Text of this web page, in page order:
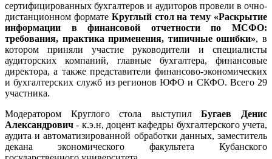
сертифицированных бухгалтеров и аудиторов провели в очно-
дистанционном формате Круглый стол на тему «Раскрытие
информации в финансовой отчетности по МСФО:
требования, практика применения, типичные ошибки», в
котором приняли участие руководители и специалисты
аудиторских компаний, главные бухгалтера, финансовые
директора, а также представители финансово-экономических
и бухгалтерских служб из регионов ЮФО и СКФО. Всего 29
участника.
Модератором Круглого стола выступилБугаев Денис
Александрович - к.э.н, доцент кафедры бухгалтерского учета,
аудита и автоматизированной обработки данных, заместитель
декана экономического факультета Кубанского